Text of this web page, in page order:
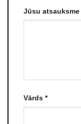
Jūsu atsauksme
Vārds *